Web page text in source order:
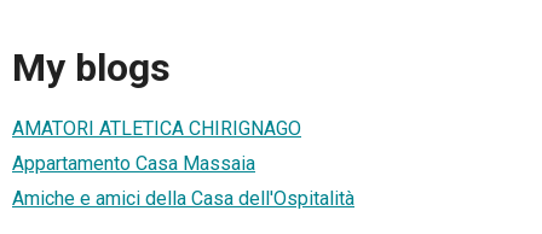
My blogs
AMATORI ATLETICA CHIRIGNAGO
Appartamento Casa Massaia
Amiche e amici della Casa dell'Ospitalità